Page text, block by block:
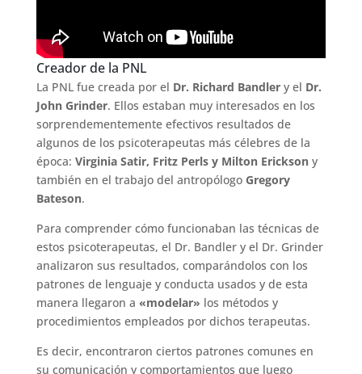
Creador de la PNL
La PNL fue creada por el Dr. Richard Bandlery el Dr.
John Grinder. Ellos estaban muy interesados en los
sorprendementemente efectivos resultados de
algunos de los psicoterapeutas más célebres de la
época: Virginia Satir, Fritz Perls y Milton Ericksony
también en el trabajo del antropólogo Gregory
Bateson.
Para comprender cómo funcionaban las técnicas de
estos psicoterapeutas, el Dr. Bandler y el Dr. Grinder
analizaron sus resultados, comparándolos con los
patrones de lenguaje y conducta usados y de esta
manera llegaron a «modelar» los métodos y
procedimientos empleados por dichos terapeutas.
Es decir, encontraron ciertos patrones comunes en
su comunicación y comportamientos que luego